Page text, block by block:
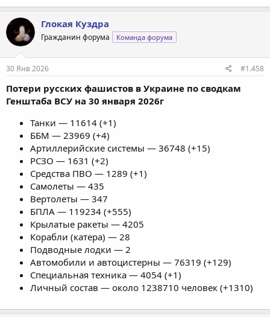
Глокая Куздра
Гражданин форума Команда форума
30 Янв 2026 #1.458
Потери русских фашистов в Украине по сводкам
Генштаба ВСУ на 30 января 2026г
Танки — 11614 (+1)
ББМ — 23969 (+4)
Артиллерийские системы — 36748 (+15)
РСЗО — 1631 (+2)
Средства ПВО — 1289 (+1)
Самолеты — 435
Вертолеты — 347
БПЛА — 119234 (+555)
Крылатые ракеты — 4205
Корабли (катера) — 28
Подводные лодки — 2
Автомобили и автоцистерны — 76319 (+129)
Специальная техника — 4054 (+1)
Личный состав — около 1238710 человек (+1310)